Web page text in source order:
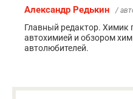
Александр Редькин /
Главный редактор.
автохимией и обзором
автолюбителей.